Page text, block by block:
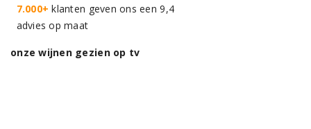
7.000+ klanten geven ons een 9,4
advies op maat
onze wijnen gezien op tv